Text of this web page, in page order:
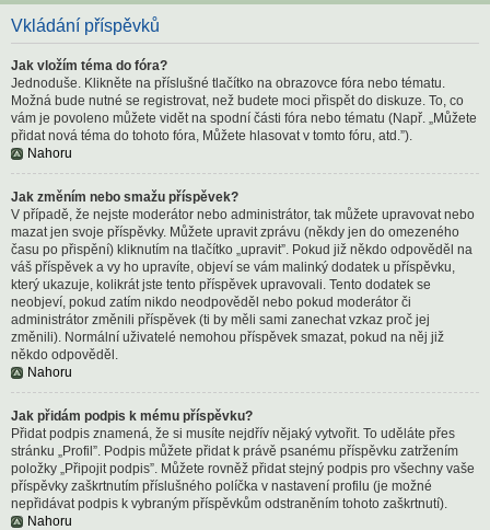
Vkládání příspěvků
Jak vložím téma do fóra?
Jednoduše. Klikněte na příslušné tlačítko na obrazovce fóra nebo tématu.
Možná bude nutné se registrovat, než budete moci přispět do diskuze. To, co
vám je povoleno můžete vidět na spodní části fóra nebo tématu (Např. „Můžete
přidat nová téma do tohoto fóra, Můžete hlasovat v tomto fóru, atd.”).
Nahoru
Jak změním nebo smažu příspěvek?
V případě, že nejste moderátor nebo administrátor, tak můžete upravovat nebo
mazat jen svoje příspěvky. Můžete upravit zprávu (někdy jen do omezeného
času po přispění) kliknutím na tlačítko „upravit”. Pokud již někdo odpověděl na
váš příspěvek a vy ho upravíte, objeví se vám malinký dodatek u příspěvku,
který ukazuje, kolikrát jste tento příspěvek upravovali. Tento dodatek se
neobjeví, pokud zatím nikdo neodpověděl nebo pokud moderátor či
administrátor změnili příspěvek (ti by měli sami zanechat vzkaz proč jej
změnili). Normální uživatelé nemohou příspěvek smazat, pokud na něj již
někdo odpověděl.
Nahoru
Jak přidám podpis k mému příspěvku?
Přidat podpis znamená, že si musíte nejdřív nějaký vytvořit. To uděláte přes
stránku „Profil”. Podpis můžete přidat k právě psanému příspěvku zatržením
položky „Připojit podpis”. Můžete rovněž přidat stejný podpis pro všechny vaše
příspěvky zaškrtnutím příslušného políčka v nastavení profilu (je možné
nepřidávat podpis k vybraným příspěvkům odstraněním tohoto zaškrtnutí).
Nahoru